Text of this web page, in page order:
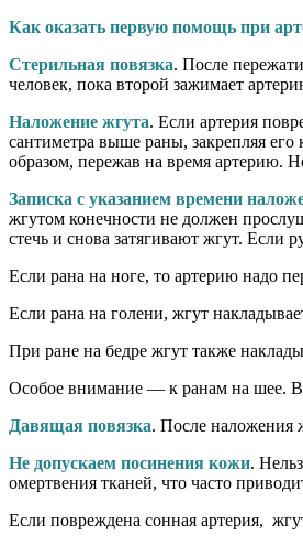
Как оказать первую помощь при
Стерильная повязка. После
человек, пока второй зажимает
Наложение жгута. Если артерия
сантиметра выше раны, закрепляя
образом, пережав на время артерию.
Записка с указанием времени
жгутом конечности не должен
стечь и снова затягивают жгут. Если
Если рана на ноге, то артерию надо
Если рана на голени, жгут
При ране на бедре жгут также
Особое внимание — к ранам на шее. В
Давящая повязка. После наложения
Не допускаем посинения кожи.
омертвения тканей, что часто
Если повреждена сонная артерия,